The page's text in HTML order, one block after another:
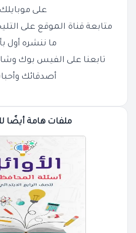
على موبايلك
متابعة قناة الموقع على
ما ننشره أول
تابعنا على الفيس بوك
أصدقائك
ملفات هامة أيضًا